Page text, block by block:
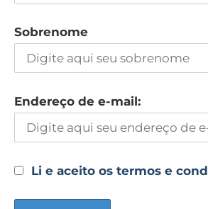
Sobrenome
Endereço de e-mail:
Li e aceito os termos e